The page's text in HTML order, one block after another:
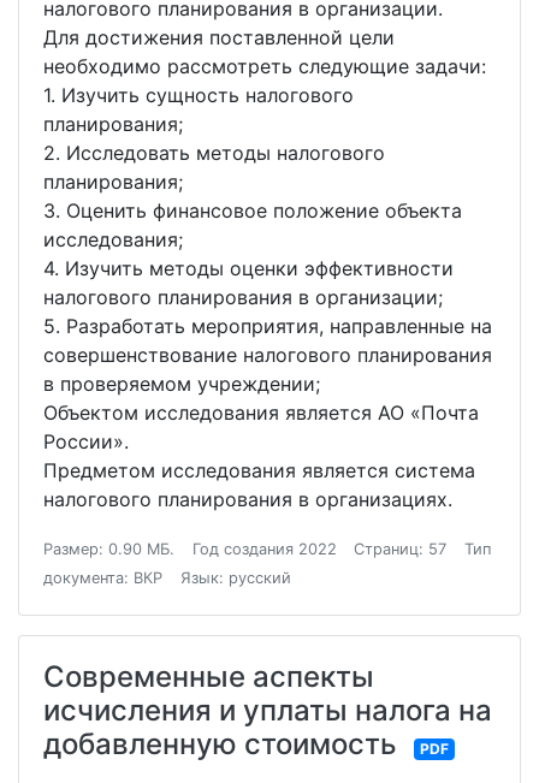
налогового планирования в организации.
Для достижения поставленной цели
необходимо рассмотреть следующие задачи:
1. Изучить сущность налогового
планирования;
2. Исследовать методы налогового
планирования;
3. Оценить финансовое положение объекта
исследования;
4. Изучить методы оценки эффективности
налогового планирования в организации;
5. Разработать мероприятия, направленные на
совершенствование налогового планирования
в проверяемом учреждении;
Объектом исследования является АО «Почта
России».
Предметом исследования является система
налогового планирования в организациях.
Размер: 0.90 МБ. Год создания 2022 Страниц: 57
Тип
документа: ВКР
Язык: русский
Современные аспекты
исчисления и уплаты налога на
добавленную стоимость
PDF